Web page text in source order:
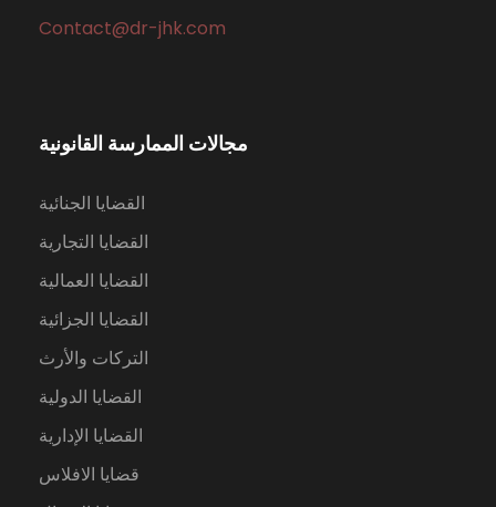
Contact@dr-jhk.com
مجالات الممارسة القانونية
القضايا الجنائية
القضايا التجارية
القضايا العمالية
القضايا الجزائية
التركات والأرث
القضايا الدولية
القضايا الإدارية
قضايا الافلاس